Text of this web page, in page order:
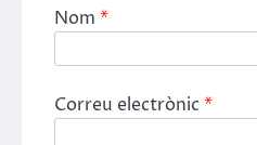
Nom *
Correu electrònic*